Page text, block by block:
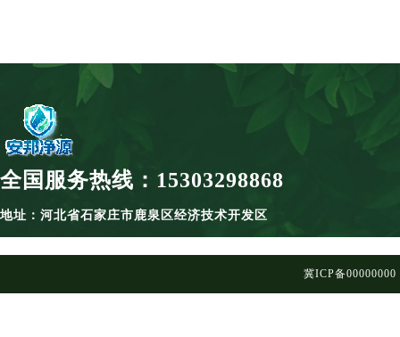
全国服务热线：15303298868
地址：河北省石家庄市鹿泉区经济技术开发区
冀ICP备00000000